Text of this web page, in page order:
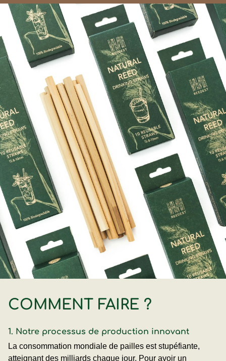
COMMENT FAIRE ?
1. Notre processus de production innovant
La consommation mondiale de pailles est stupéfiante,
atteignant des milliards chaque jour. Pour avoir un